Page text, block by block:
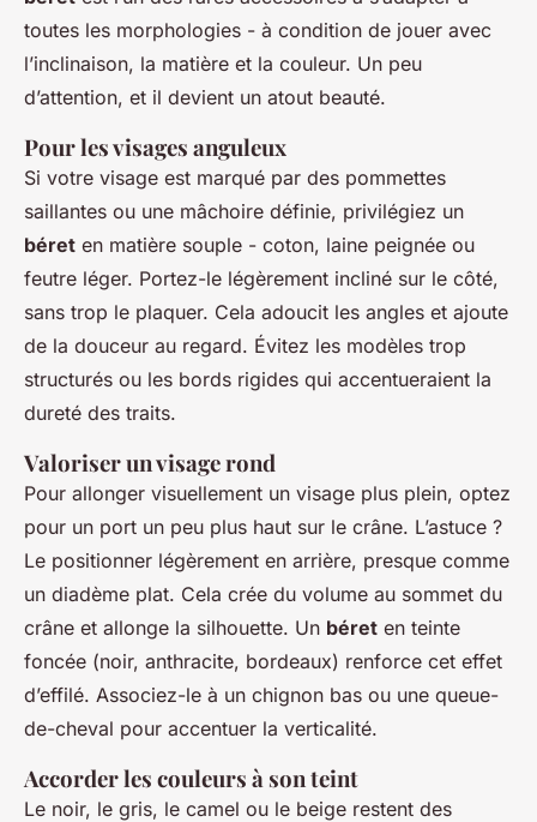
toutes les morphologies - à condition de jouer avec
l’inclinaison, la matière et la couleur. Un peu
d’attention, et il devient un atout beauté.
Pour les visages anguleux
Si votre visage est marqué par des pommettes
saillantes ou une mâchoire définie, privilégiez un
béret en matière souple - coton, laine peignée ou
feutre léger. Portez-le légèrement incliné sur le côté,
sans trop le plaquer. Cela adoucit les angles et ajoute
de la douceur au regard. Évitez les modèles trop
structurés ou les bords rigides qui accentueraient la
dureté des traits.
Valoriser un visage rond
Pour allonger visuellement un visage plus plein, optez
pour un port un peu plus haut sur le crâne. L’astuce ?
Le positionner légèrement en arrière, presque comme
un diadème plat. Cela crée du volume au sommet du
crâne et allonge la silhouette. Un béret en teinte
foncée (noir, anthracite, bordeaux) renforce cet effet
d’effilé. Associez-le à un chignon bas ou une queue-
de-cheval pour accentuer la verticalité.
Accorder les couleurs à son teint
Le noir, le gris, le camel ou le beige restent des